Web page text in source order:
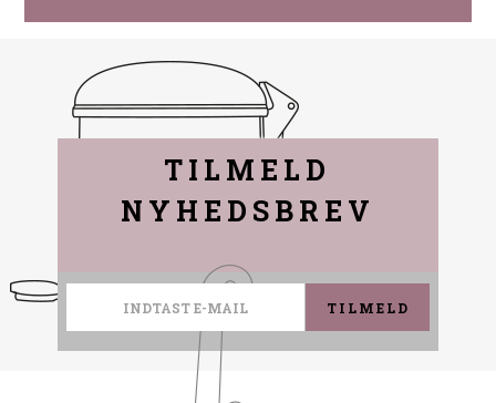
TILMELD
NYHEDSBREV
TILMELD